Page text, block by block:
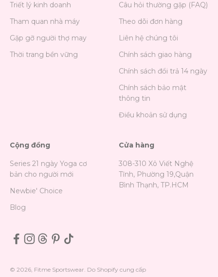
Triết lý kinh doanh
Tham quan nhà máy
Gặp gỡ người thợ may
Thời trang bền vững
Câu hỏi thường gặp (FAQ)
Theo dõi đơn hàng
Liên hệ chúng tôi
Chính sách giao hàng
Chính sách đổi trả 14 ngày
Chính sách bảo mật
thông tin
Điều khoản sử dụng
Cộng đồng
Series 21 ngày Yoga cơ
bản cho người mới
Newbie' Choice
Blog
Cửa hàng
308-310 Xô Viết Nghệ
Tĩnh, Phường 19,Quận
Bình Thạnh, TP.HCM
© 2026, Fitme Sportswear. Do Shopify cung cấp